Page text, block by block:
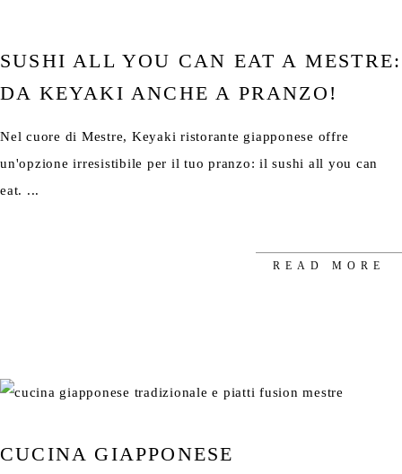
SUSHI ALL YOU CAN EAT A MESTRE:
DA KEYAKI ANCHE A PRANZO!
Nel cuore di Mestre, Keyaki ristorante giapponese offre
un'opzione irresistibile per il tuo pranzo: il sushi all you can
eat.
READ MORE
CUCINA GIAPPONESE